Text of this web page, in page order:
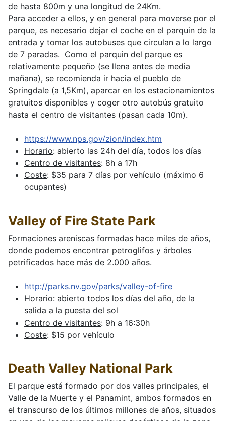
de hasta 800m y una longitud de 24Km.
Para acceder a ellos, y en general para moverse por el
parque, es necesario dejar el coche en el parquin de la
entrada y tomar los autobuses que circulan a lo largo
de 7 paradas. Como el parquin del parque es
relativamente pequeño (se llena antes de media
mañana), se recomienda ir hacia el pueblo de
Springdale (a 1,5Km), aparcar en los estacionamientos
gratuitos disponibles y coger otro autobús gratuito
hasta el centro de visitantes (pasan cada 10m).
https://www.nps.gov/zion/index.htm
Horario: abierto las 24h del día, todos los días
Centro de visitantes: 8h a 17h
Coste: $35 para 7 días por vehículo (máximo 6
ocupantes)
Valley of Fire State Park
Formaciones areniscas formadas hace miles de años,
donde podemos encontrar petroglifos y árboles
petrificados hace más de 2.000 años.
http://parks.nv.gov/parks/valley-of-fire
Horario: abierto todos los días del año, de la
salida a la puesta del sol
Centro de visitantes: 9h a 16:30h
Coste: $15 por vehículo
Death Valley National Park
El parque está formado por dos valles principales, el
Valle de la Muerte y el Panamint, ambos formados en
el transcurso de los últimos millones de años, situados